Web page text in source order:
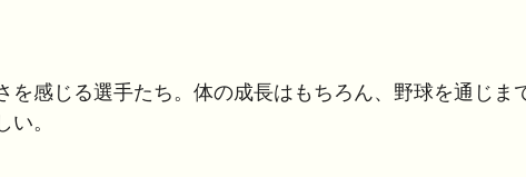
を感じる選手たち。体の成長はもちろん、野球を通じま
。